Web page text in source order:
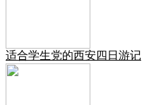
适合学生党的西安四日游记